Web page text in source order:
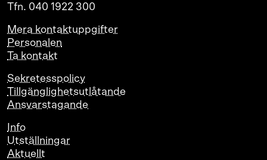
Tfn. 040 1922 300
Mera kontaktuppgifter
Personalen
Ta kontakt
Sekretesspolicy
Tillgänglighetsutlåtande
Ansvarstagande
Info
Utställningar
Aktuellt